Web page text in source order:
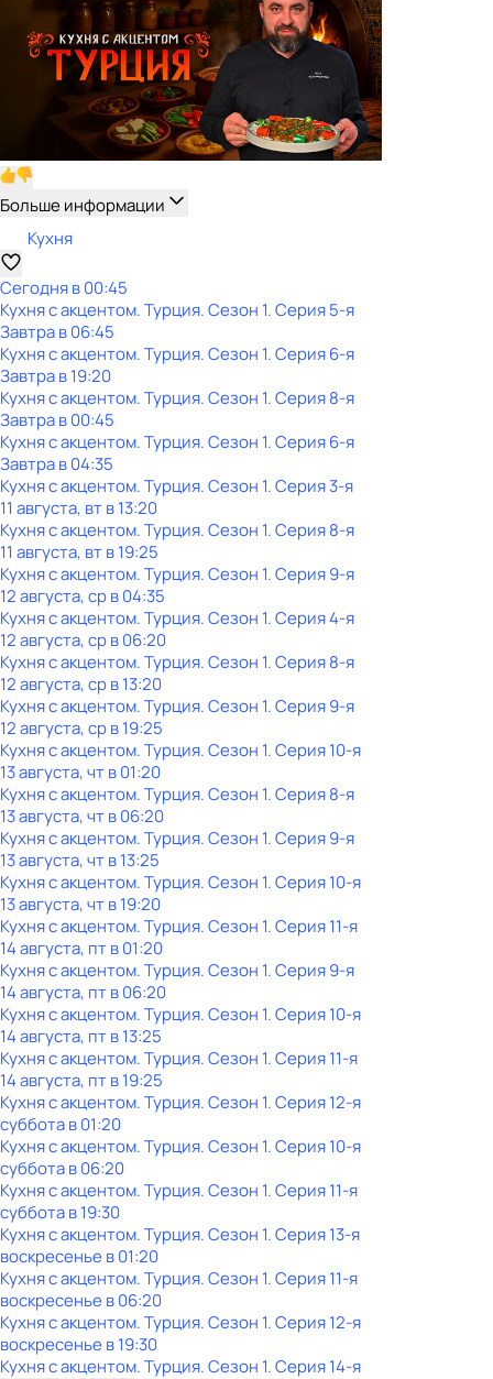
Больше информации
Кухня
Сегодня в 00:45
Кухня с акцентом. Турция. Сезон 1. Серия 5-я
Завтра в 06:45
Кухня с акцентом. Турция. Сезон 1. Серия 6-я
Завтра в 19:20
Кухня с акцентом. Турция. Сезон 1. Серия 8-я
Завтра в 00:45
Кухня с акцентом. Турция. Сезон 1. Серия 6-я
Завтра в 04:35
Кухня с акцентом. Турция. Сезон 1. Серия 3-я
11 августа, вт в 13:20
Кухня с акцентом. Турция. Сезон 1. Серия 8-я
11 августа, вт в 19:25
Кухня с акцентом. Турция. Сезон 1. Серия 9-я
12 августа, ср в 04:35
Кухня с акцентом. Турция. Сезон 1. Серия 4-я
12 августа, ср в 06:20
Кухня с акцентом. Турция. Сезон 1. Серия 8-я
12 августа, ср в 13:20
Кухня с акцентом. Турция. Сезон 1. Серия 9-я
12 августа, ср в 19:25
Кухня с акцентом. Турция. Сезон 1. Серия 10-я
13 августа, чт в 01:20
Кухня с акцентом. Турция. Сезон 1. Серия 8-я
13 августа, чт в 06:20
Кухня с акцентом. Турция. Сезон 1. Серия 9-я
13 августа, чт в 13:25
Кухня с акцентом. Турция. Сезон 1. Серия 10-я
13 августа, чт в 19:20
Кухня с акцентом. Турция. Сезон 1. Серия 11-я
14 августа, пт в 01:20
Кухня с акцентом. Турция. Сезон 1. Серия 9-я
14 августа, пт в 06:20
Кухня с акцентом. Турция. Сезон 1. Серия 10-я
14 августа, пт в 13:25
Кухня с акцентом. Турция. Сезон 1. Серия 11-я
14 августа, пт в 19:25
Кухня с акцентом. Турция. Сезон 1. Серия 12-я
субботав01:20
Кухня с акцентом. Турция. Сезон 1. Серия 10-я
субботав06:20
Кухня с акцентом. Турция. Сезон 1. Серия 11-я
субботав19:30
Кухня с акцентом. Турция. Сезон 1. Серия 13-я
воскресенье в01:20
Кухня с акцентом. Турция. Сезон 1. Серия 11-я
воскресенье в06:20
Кухня с акцентом. Турция. Сезон 1. Серия 12-я
воскресенье в19:30
Кухня с акцентом. Турция. Сезон 1. Серия 14-я